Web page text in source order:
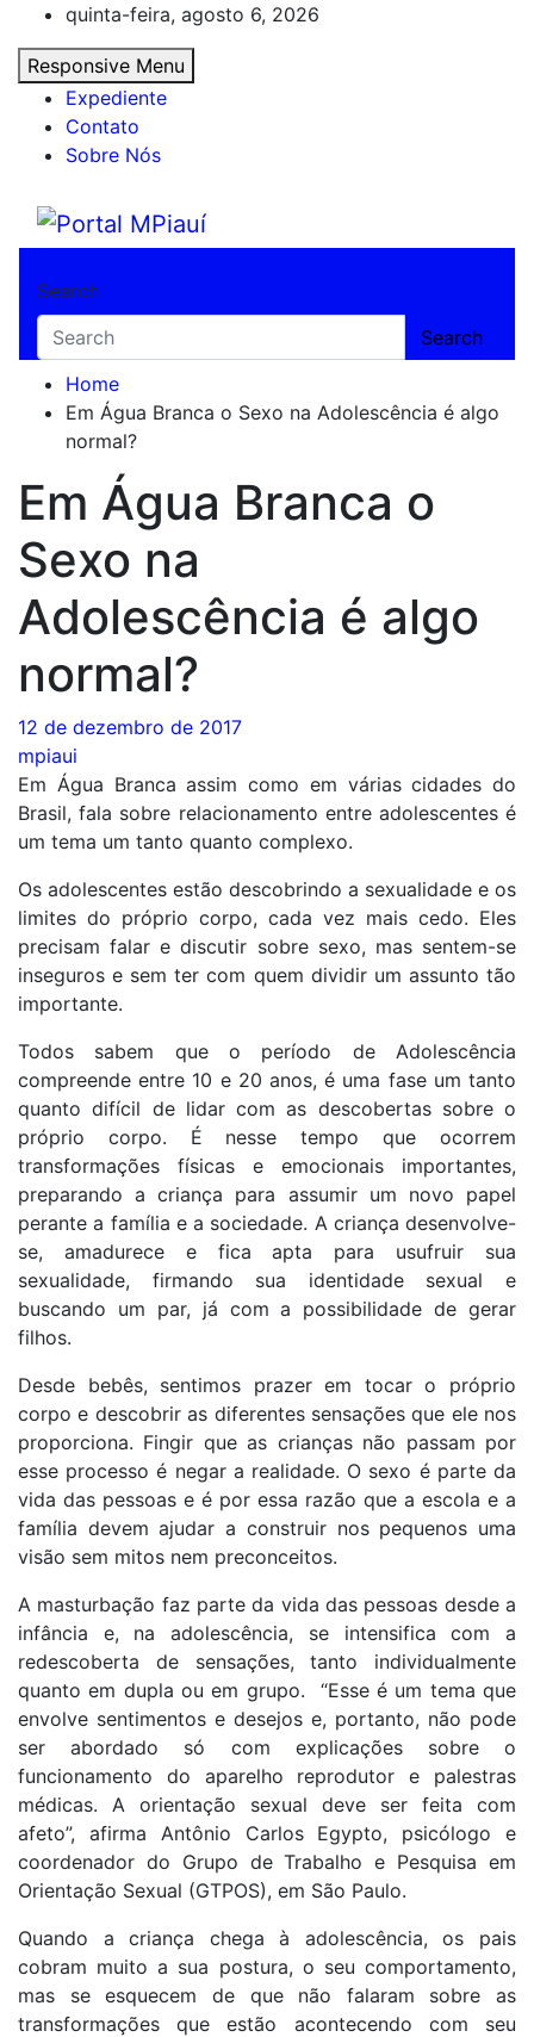
content
quinta-feira, agosto 6, 2026
Responsive Menu
Expediente
Contato
Sobre Nós
Portal MPiauí
Search
Search
Home
Em Água Branca o Sexo na Adolescência é algo
normal?
Em Água Branca o
Sexo na
Adolescência é algo
normal?
12 de dezembro de 2017
mpiaui
Em Água Branca assim como em várias cidades do
Brasil, fala sobre relacionamento entre adolescentes é
um tema um tanto quanto complexo.
Os adolescentes estão descobrindo a sexualidade e os
limites do próprio corpo, cada vez mais cedo. Eles
precisam falar e discutir sobre sexo, mas sentem-se
inseguros e sem ter com quem dividir um assunto tão
importante.
Todos sabem que o período de Adolescência
compreende entre 10 e 20 anos, é uma fase um tanto
quanto difícil de lidar com as descobertas sobre o
próprio corpo. É nesse tempo que ocorrem
transformações físicas e emocionais importantes,
preparando a criança para assumir um novo papel
perante a família e a sociedade. A criança desenvolve-
se, amadurece e fica apta para usufruir sua
sexualidade, firmando sua identidade sexual e
buscando um par, já com a possibilidade de gerar
filhos.
Desde bebês, sentimos prazer em tocar o próprio
corpo e descobrir as diferentes sensações que ele nos
proporciona. Fingir que as crianças não passam por
esse processo é negar a realidade. O sexo é parte da
vida das pessoas e é por essa razão que a escola e a
família devem ajudar a construir nos pequenos uma
visão sem mitos nem preconceitos.
A masturbação faz parte da vida das pessoas desde a
infância e, na adolescência, se intensifica com a
redescoberta de sensações, tanto individualmente
quanto em dupla ou em grupo. “Esse é um tema que
envolve sentimentos e desejos e, portanto, não pode
ser abordado só com explicações sobre o
funcionamento do aparelho reprodutor e palestras
médicas. A orientação sexual deve ser feita com
afeto”, afirma Antônio Carlos Egypto, psicólogo e
coordenador do Grupo de Trabalho e Pesquisa em
Orientação Sexual (GTPOS), em São Paulo.
Quando a criança chega à adolescência, os pais
cobram muito a sua postura, o seu comportamento,
mas se esquecem de que não falaram sobre as
transformações que estão acontecendo com seu